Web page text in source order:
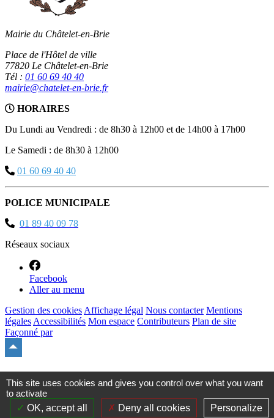
Mairie du Châtelet-en-Brie
Place de l'Hôtel de ville
77820 Le Châtelet-en-Brie
Tél : 01 60 69 40 40
mairie@chatelet-en-brie.fr
HORAIRES
Du Lundi au Vendredi : de 8h30 à 12h00 et de 14h00 à 17h00
Le Samedi : de 8h30 à 12h00
01 60 69 40 40
POLICE MUNICIPALE
01 89 40 09 78
Réseaux sociaux
Facebook
Aller au menu
Gestion des cookies Affichage légal Nous contacter Mentions
légales Accessibilités Mon espace Contributeurs Plan de site
Façonné par
site
This site uses cookies and gives you control over what you want
to activate
OK, accept all
Deny all cookies Personalize